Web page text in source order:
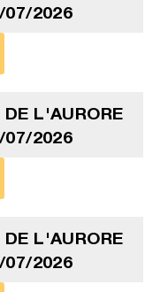
07/2026
L'AURORE
07/2026
L'AURORE
07/2026